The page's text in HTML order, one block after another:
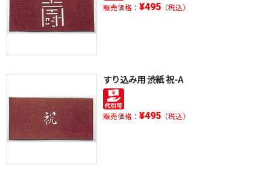
販売価格： ¥495（税込）
すり込み用 渋紙 祝-A
販売価格： ¥495（税込）